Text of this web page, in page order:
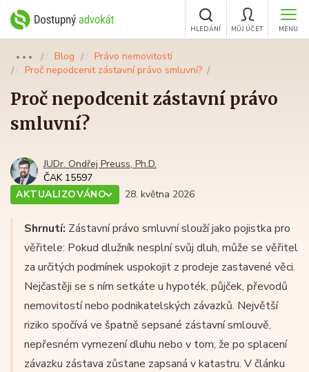
MENU
MŮJ ÚČET
HLEDÁNÍ
●●● Blog
Právo nemovitostí
Proč nepodcenit zástavní právo smluvní?
Proč nepodcenit zástavní právo
smluvní?
JUDr. Ondřej Preuss, Ph.D.
ČAK 15597
AKTUALIZOVÁNO
28. května 2026
Shrnutí: Zástavní právo smluvní slouží jako pojistka pro
věřitele: Pokud dlužník nesplní svůj dluh, může se věřitel
za určitých podmínek uspokojit z prodeje zastavené věci.
Nejčastěji se s ním setkáte u hypoték, půjček, převodů
nemovitostí nebo podnikatelských závazků. Největší
riziko spočívá ve špatně sepsané zástavní smlouvě,
nepřesném vymezení dluhu nebo v tom, že po splacení
závazku zástava zůstane zapsaná v katastru. V článku